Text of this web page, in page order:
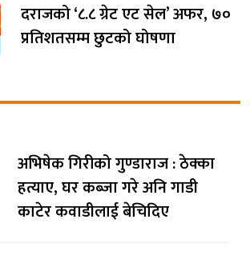
दराजको ‘८.८ ग्रेट एट सेल’ अफर, ७०
प्रतिशतसम्म छुटको घोषणा
अभिषेक गिरीको गुण्डाराज : ठेक्का
हत्याए, घर कब्जा गरे अनि गाडी
काटेर कवाडीलाई बेचिदिए